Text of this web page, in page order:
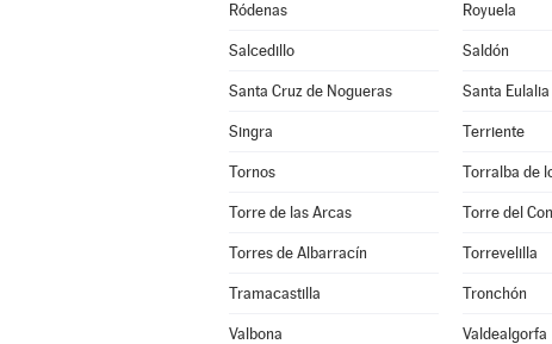
Ródenas Royuela
Salcedillo Saldón
Santa Cruz de Nogueras Santa Eulalia
Singra Terriente
Tornos Torralba de
Torre de las Arcas Torre del
Torres de Albarracín Torrevelilla
Tramacastilla Tronchón
Valbona Valdealgorfa